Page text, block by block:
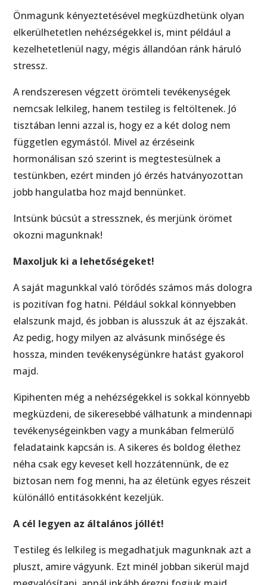
Önmagunk kényeztetésével megküzdhetünk olyan
elkerülhetetlen nehézségekkel is, mint például a
kezelhetetlenül nagy, mégis állandóan ránk háruló
stressz.
A rendszeresen végzett örömteli tevékenységek
nemcsak lelkileg, hanem testileg is feltöltenek. Jó
tisztában lenni azzal is, hogy ez a két dolog nem
független egymástól. Mivel az érzéseink
hormonálisan szó szerint is megtestesülnek a
testünkben, ezért minden jó érzés hatványozottan
jobb hangulatba hoz majd bennünket.
Intsünk búcsút a stressznek, és merjünk örömet
okozni magunknak!
Maxoljuk ki a lehetőségeket!
A saját magunkkal való törődés számos más dologra
is pozitívan fog hatni. Például sokkal könnyebben
elalszunk majd, és jobban is alusszuk át az éjszakát.
Az pedig, hogy milyen az alvásunk minősége és
hossza, minden tevékenységünkre hatást gyakorol
majd.
Kipihenten még a nehézségekkel is sokkal könnyebb
megküzdeni, de sikeresebbé válhatunk a mindennapi
tevékenységeinkben vagy a munkában felmerülő
feladataink kapcsán is. A sikeres és boldog élethez
néha csak egy keveset kell hozzátennünk, de ez
biztosan nem fog menni, ha az életünk egyes részeit
különálló entitásokként kezeljük.
A cél legyen az általános jóllét!
Testileg és lelkileg is megadhatjuk magunknak azt a
pluszt, amire vágyunk. Ezt minél jobban sikerül majd